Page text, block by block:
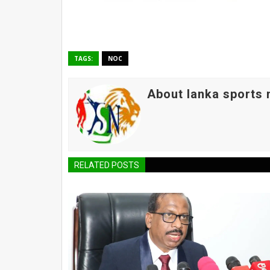
TAGS: NOC
About lanka sports
RELATED POSTS